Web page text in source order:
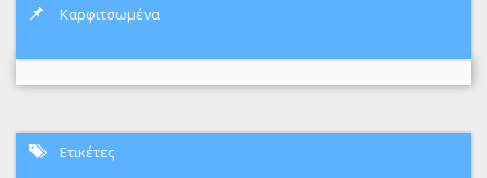
Καρφιτσωμένα
Ετικέτες